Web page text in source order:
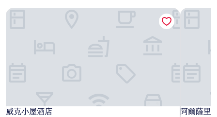
威克小屋酒店
威克小屋酒店
威克小屋酒店
阿爾薩里
阿爾薩里
阿爾薩里